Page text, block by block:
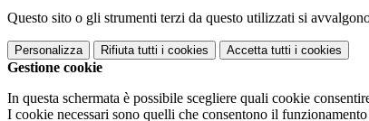
Questo sito o gli strumenti terzi da questo utilizzati si
Personalizza Rifiuta tutti i cookies Accetta tutti i cookies
Gestione cookie
In questa schermata è possibile scegliere quali cookie
I cookie necessari sono quelli che consentono il